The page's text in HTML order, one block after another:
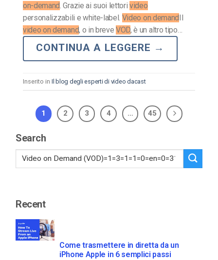
on-demand . Grazie ai suoi lettorivideo
personalizzabili e white-label. Video on demandIl
video on demand, o in breveVOD, è un altro tipo…
CONTINUA A LEGGERE →
Inserito in Il blog degli esperti di video dacast
1 2 3 4 … 45
Search
Recent
Come trasmettere in diretta da un
iPhone Apple in 6 semplici passi